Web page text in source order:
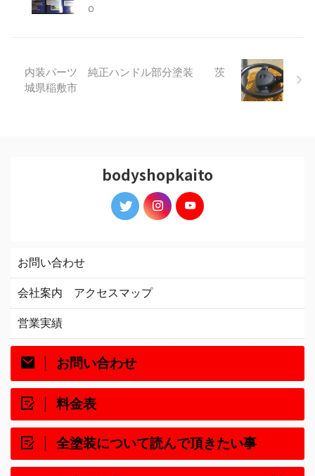
o
内装パーツ 純正ハンドル部分塗装 茨
城県稲敷市
bodyshopkaito
お問い合わせ
会社案内 アクセスマップ
営業実績
お問い合わせ
料金表
全塗装について読んで頂きたい事